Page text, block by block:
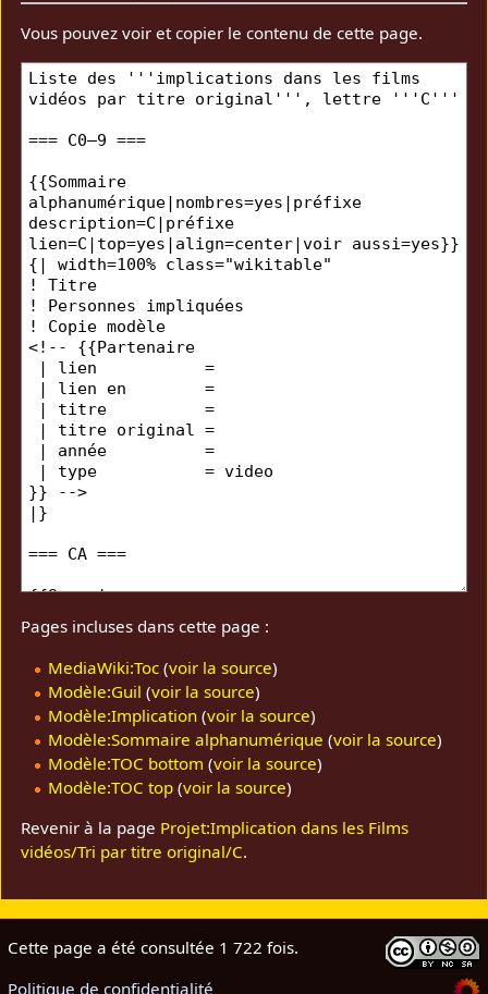
Vous pouvez voir et copier le contenu de cette page.
Pages incluses dans cette page :
MediaWiki:Toc(voir la source)
Modèle:Guil (voir la source)
Modèle:Implication(voir la source)
Modèle:Sommaire alphanumérique (voir la source)
Modèle:TOC bottom (voir la source)
Modèle:TOC top(voir la source)
Revenir à la page Projet:Implication dans les Films
vidéos/Tri par titre original/C.
Cette page a été consultée 1 722 fois.
Politique de confidentialité